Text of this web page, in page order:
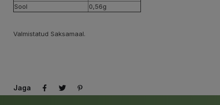
Sool
0,56g
Valmistatud Saksamaal.
Jaga